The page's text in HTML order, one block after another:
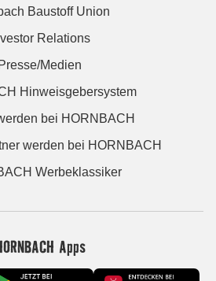
Baustoff Union
Relations
Presse/Medien
Hinweisgebersystem
bei HORNBACH
werden bei HORNBACH
Werbeklassiker
Apps